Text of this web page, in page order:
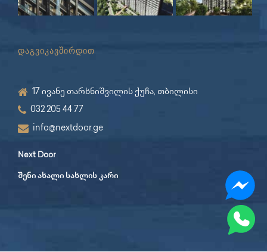
დაგვიკავშირდით
17 ივანე თარხნიშვილის ქუჩა, თბილისი
032 205 44 77
info@nextdoor.ge
Next Door
შენი ახალი სახლის კარი